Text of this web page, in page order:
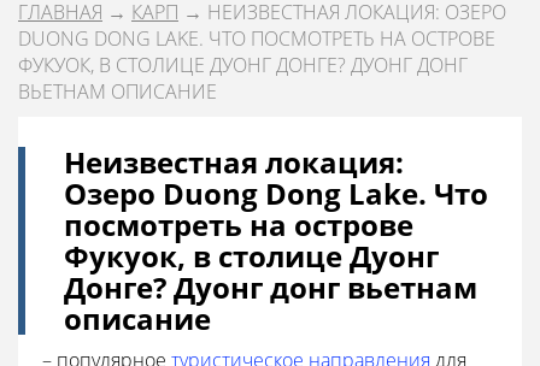
ГЛАВНАЯ → КАРП → НЕИЗВЕСТНАЯ ЛОКАЦИЯ: ОЗЕРО
DUONG DONG LAKE. ЧТО ПОСМОТРЕТЬ НА ОСТРОВЕ
ФУКУОК, В СТОЛИЦЕ ДУОНГ ДОНГЕ? ДУОНГ ДОНГ
ВЬЕТНАМ ОПИСАНИЕ
Неизвестная локация:
Озеро Duong Dong Lake. Что
посмотреть на острове
Фукуок, в столице Дуонг
Донге? Дуонг донг вьетнам
описание
– популярное туристическое направления для